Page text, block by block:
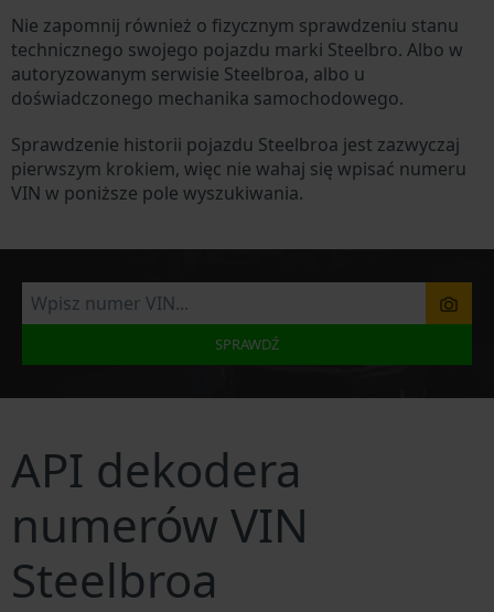
Nie zapomnij również o fizycznym sprawdzeniu stanu
technicznego swojego pojazdu marki Steelbro. Albo w
autoryzowanym serwisie Steelbroa, albo u
doświadczonego mechanika samochodowego.
Sprawdzenie historii pojazdu Steelbroa jest zazwyczaj
pierwszym krokiem, więc nie wahaj się wpisać numeru
VIN w poniższe pole wyszukiwania.
SPRAWDŹ
API dekodera
numerów VIN
Steelbroa